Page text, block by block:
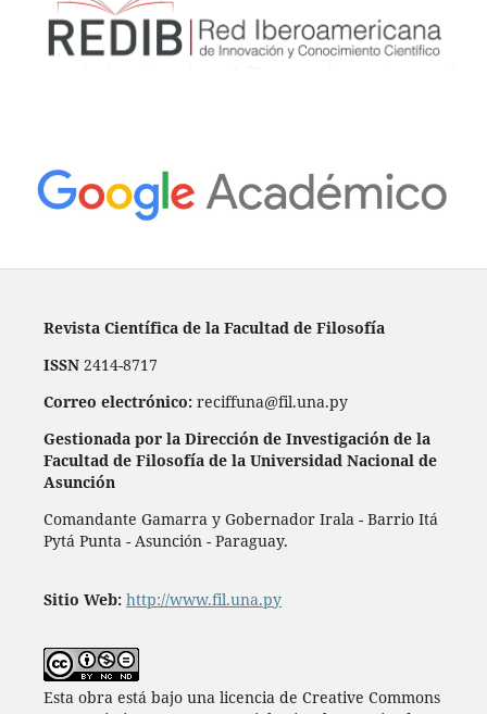
Revista Científica de la Facultad de Filosofía
ISSN2414-8717
Correo electrónico: reciffuna@fil.una.py
Gestionada por la Dirección de Investigación de la
Facultad de Filosofía de la Universidad Nacional de
Asunción
Comandante Gamarra y Gobernador Irala - Barrio Itá
Pytá Punta - Asunción - Paraguay.
Sitio Web: http://www.fil.una.py
Esta obra está bajo una licencia de Creative Commons